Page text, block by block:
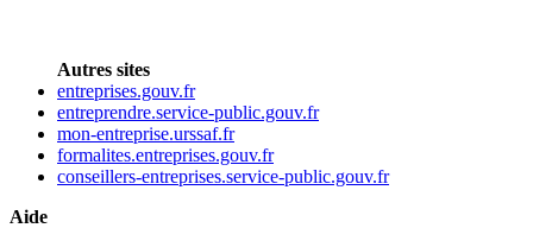
Autres sites
entreprises.gouv.fr
entreprendre.service-public.gouv.fr
mon-entreprise.urssaf.fr
formalites.entreprises.gouv.fr
conseillers-entreprises.service-public.gouv.fr
Aide